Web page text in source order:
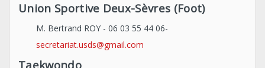
Union Sportive Deux-Sèvres (Foot)
M. Bertrand ROY - 06 03 55 44 06-
secretariat.usds@gmail.com
Taekwondo